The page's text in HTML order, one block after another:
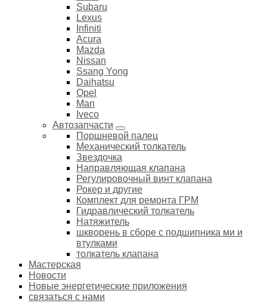
Subaru
Lexus
Infiniti
Acura
Mazda
Nissan
Ssang Yong
Daihatsu
Opel
Man
Iveco
Автозапчасти
Поршневой палец
Механический толкатель
Звездочка
Направляющая клапана
Регулировочный винт клапана
Рокер и другие
Комплект для ремонта ГРМ
Гидравлический толкатель
Натяжитель
шкворень в сборе с подшипника ми и
втулками
толкатель клапана
Мастерская
Новости
Новые энергетические приложения
связаться с нами